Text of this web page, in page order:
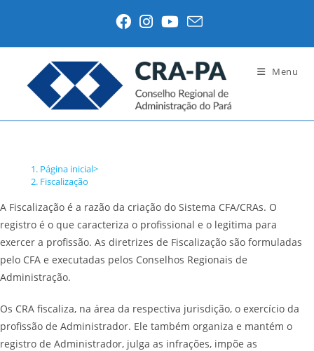
Menu
Página inicial>
Fiscalização
A Fiscalização é a razão da criação do Sistema CFA/CRAs. O
registro é o que caracteriza o profissional e o legitima para
exercer a profissão. As diretrizes de Fiscalização são formuladas
pelo CFA e executadas pelos Conselhos Regionais de
Administração.
Os CRA fiscaliza, na área da respectiva jurisdição, o exercício da
profissão de Administrador. Ele também organiza e mantém o
registro de Administrador, julga as infrações, impõe as